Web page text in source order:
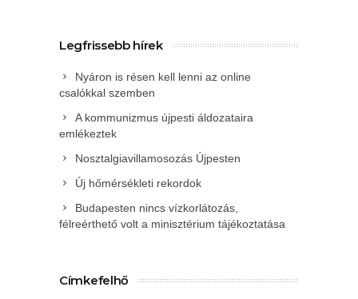
Legfrissebb hírek
Nyáron is résen kell lenni az online
csalókkal szemben
A kommunizmus újpesti áldozataira
emlékeztek
Nosztalgiavillamosozás Újpesten
Új hőmérsékleti rekordok
Budapesten nincs vízkorlátozás,
félreérthető volt a minisztérium tájékoztatása
Címkefelhő